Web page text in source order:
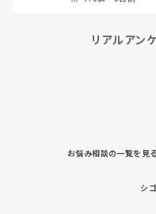
教えてください)
リアルアン
お悩み相談の一覧を見る
シ